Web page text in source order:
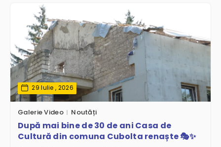
29 Iulie , 2026
Galerie Video Noutăți
După mai bine de 30 de ani Casa de
Cultură din comuna Cubolta renaște 🎭✨